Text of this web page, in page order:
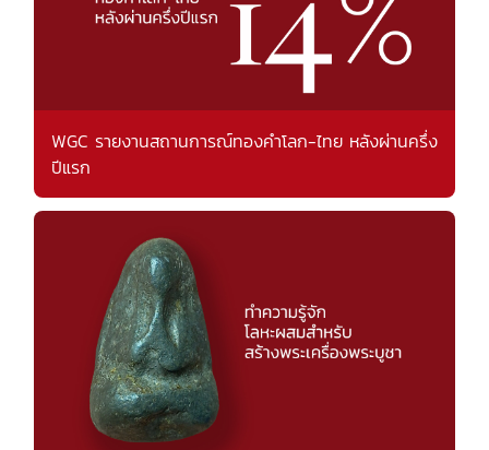
WGC รายงานสถานการณ์ทองคำโลก-ไทย หลังผ่านครึ่ง
ปีแรก